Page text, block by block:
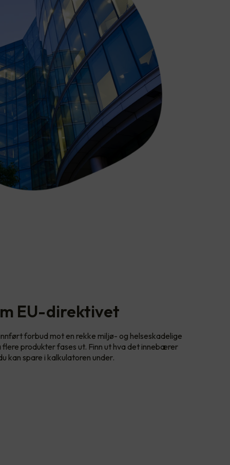
EU-direktivet
forbud mot en rekke miljø- og helseskadelige
produkter fases ut. Finn ut hva det innebærer
kan spare i kalkulatoren under.